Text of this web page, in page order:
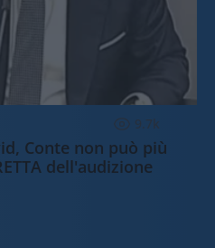
9.7k
Conte non può più
dell'audizione